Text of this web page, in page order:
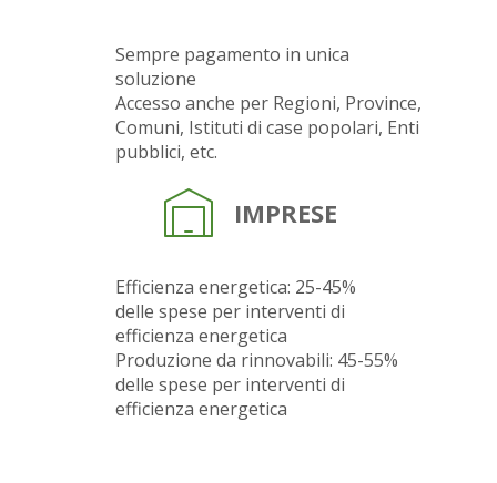
Sempre pagamento in unica
soluzione
Accesso anche per Regioni, Province,
Comuni, Istituti di case popolari, Enti
pubblici, etc.
IMPRESE
Efficienza energetica: 25-45%
delle spese per interventi di
efficienza energetica
Produzione da rinnovabili: 45-55%
delle spese per interventi di
efficienza energetica